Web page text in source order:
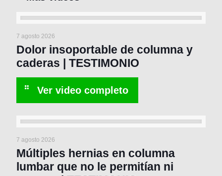
7 agosto 2026
Dolor insoportable de columna y
caderas | TESTIMONIO
7 agosto 2026
Múltiples hernias en columna
lumbar que no le permitían ni